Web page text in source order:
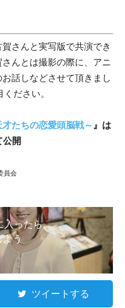
さんと実写版で共演でき
んとは撮影の際に、アニ
話しなどさせて頂きまし
ださい。
たちの恋愛頭脳戦～ 』は
公開
員会
入ったら
よう
ツイートする